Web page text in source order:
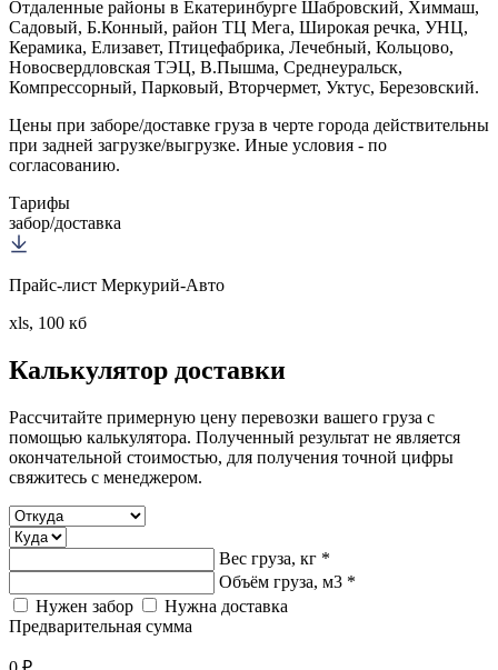
Отдаленные районы в Екатеринбурге Шабровский, Химмаш,
Садовый, Б.Конный, район ТЦ Мега, Широкая речка, УНЦ,
Керамика, Елизавет, Птицефабрика, Лечебный, Кольцово,
Новосвердловская ТЭЦ, В.Пышма, Среднеуральск,
Компрессорный, Парковый, Вторчермет, Уктус, Березовский.
Цены при заборе/доставке груза в черте города действительны
при задней загрузке/выгрузке. Иные условия - по
согласованию.
Тарифы
забор/доставка
Прайс-лист Меркурий-Авто
xls, 100 кб
Калькулятор доставки
Рассчитайте примерную цену перевозки вашего груза с
помощью калькулятора. Полученный результат не является
окончательной стоимостью, для получения точной цифры
свяжитесь с менеджером.
Вес груза, кг *
Объём груза, м3 *
Нужен забор
Нужна доставка
Предварительная сумма